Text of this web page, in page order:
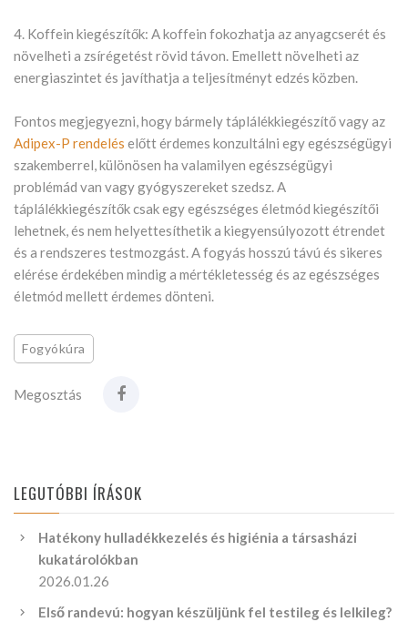
4. Koffein kiegészítők: A koffein fokozhatja az anyagcserét és
növelheti a zsírégetést rövid távon. Emellett növelheti az
energiaszintet és javíthatja a teljesítményt edzés közben.
Fontos megjegyezni, hogy bármely táplálékkiegészítő vagy az
Adipex-P rendelés előtt érdemes konzultálni egy egészségügyi
szakemberrel, különösen ha valamilyen egészségügyi
problémád van vagy gyógyszereket szedsz. A
táplálékkiegészítők csak egy egészséges életmód kiegészítői
lehetnek, és nem helyettesíthetik a kiegyensúlyozott étrendet
és a rendszeres testmozgást. A fogyás hosszú távú és sikeres
elérése érdekében mindig a mértékletesség és az egészséges
életmód mellett érdemes dönteni.
Fogyókúra
Megosztás
LEGUTÓBBI ÍRÁSOK
Hatékony hulladékkezelés és higiénia a társasházi
kukatárolókban
2026.01.26
Első randevú: hogyan készüljünk fel testileg és lelkileg?